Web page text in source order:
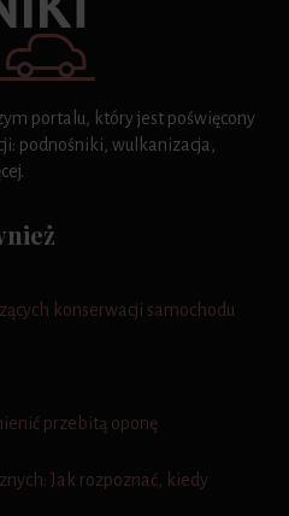
portalu, który jest poświęcony
podnośniki, wulkanizacja,
konserwacji samochodu
przebitą oponę
Jak rozpoznać, kiedy